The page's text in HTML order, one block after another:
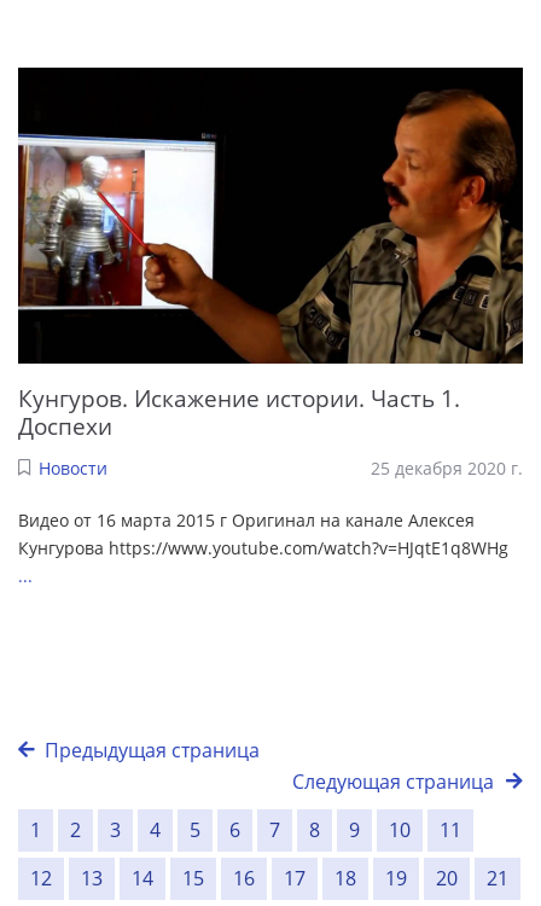
Кунгуров. Искажение истории. Часть 1.
Доспехи
Новости 25 декабря 2020 г.
Видео от 16 марта 2015 г Оригинал на канале Алексея
Кунгурова https://www.youtube.com/watch?v=HJqtE1q8WHg
...
Предыдущая страница
Следующая страница
1
2 3 4 5 6 7 8 9 10
11
12
13 14 15 16 17 18 19 20
21